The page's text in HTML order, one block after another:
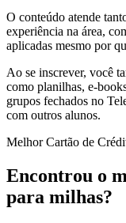
O conteúdo atende
experiência na área,
aplicadas mesmo por
Ao se inscrever, você
como planilhas, e-
grupos fechados no
com outros alunos.
Melhor Cartão de
Encontrou o
para milhas?